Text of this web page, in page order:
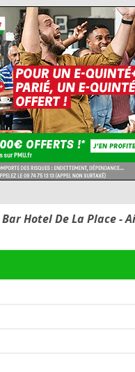
Hotel De La Place -